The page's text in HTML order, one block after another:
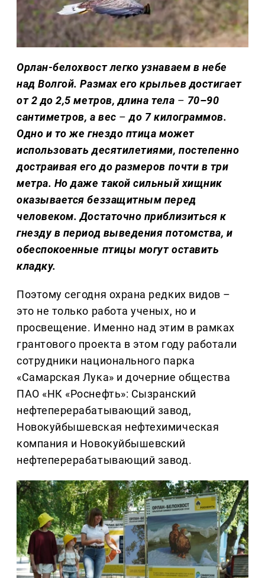
Орлан-белохвост легко узнаваем в небе
над Волгой. Размах его крыльев достигает
от 2 до 2,5 метров, длина тела – 70–90
сантиметров, а вес – до 7 килограммов.
Одно и то же гнездо птица может
использовать десятилетиями, постепенно
достраивая его до размеров почти в три
метра. Но даже такой сильный хищник
оказывается беззащитным перед
человеком. Достаточно приблизиться к
гнезду в период выведения потомства, и
обеспокоенные птицы могут оставить
кладку.
Поэтому сегодня охрана редких видов –
это не только работа ученых, но и
просвещение. Именно над этим в рамках
грантового проекта в этом году работали
сотрудники национального парка
«Самарская Лука» и дочерние общества
ПАО «НК «Роснефть»: Сызранский
нефтеперерабатывающий завод,
Новокуйбышевская нефтехимическая
компания и Новокуйбышевский
нефтеперерабатывающий завод.